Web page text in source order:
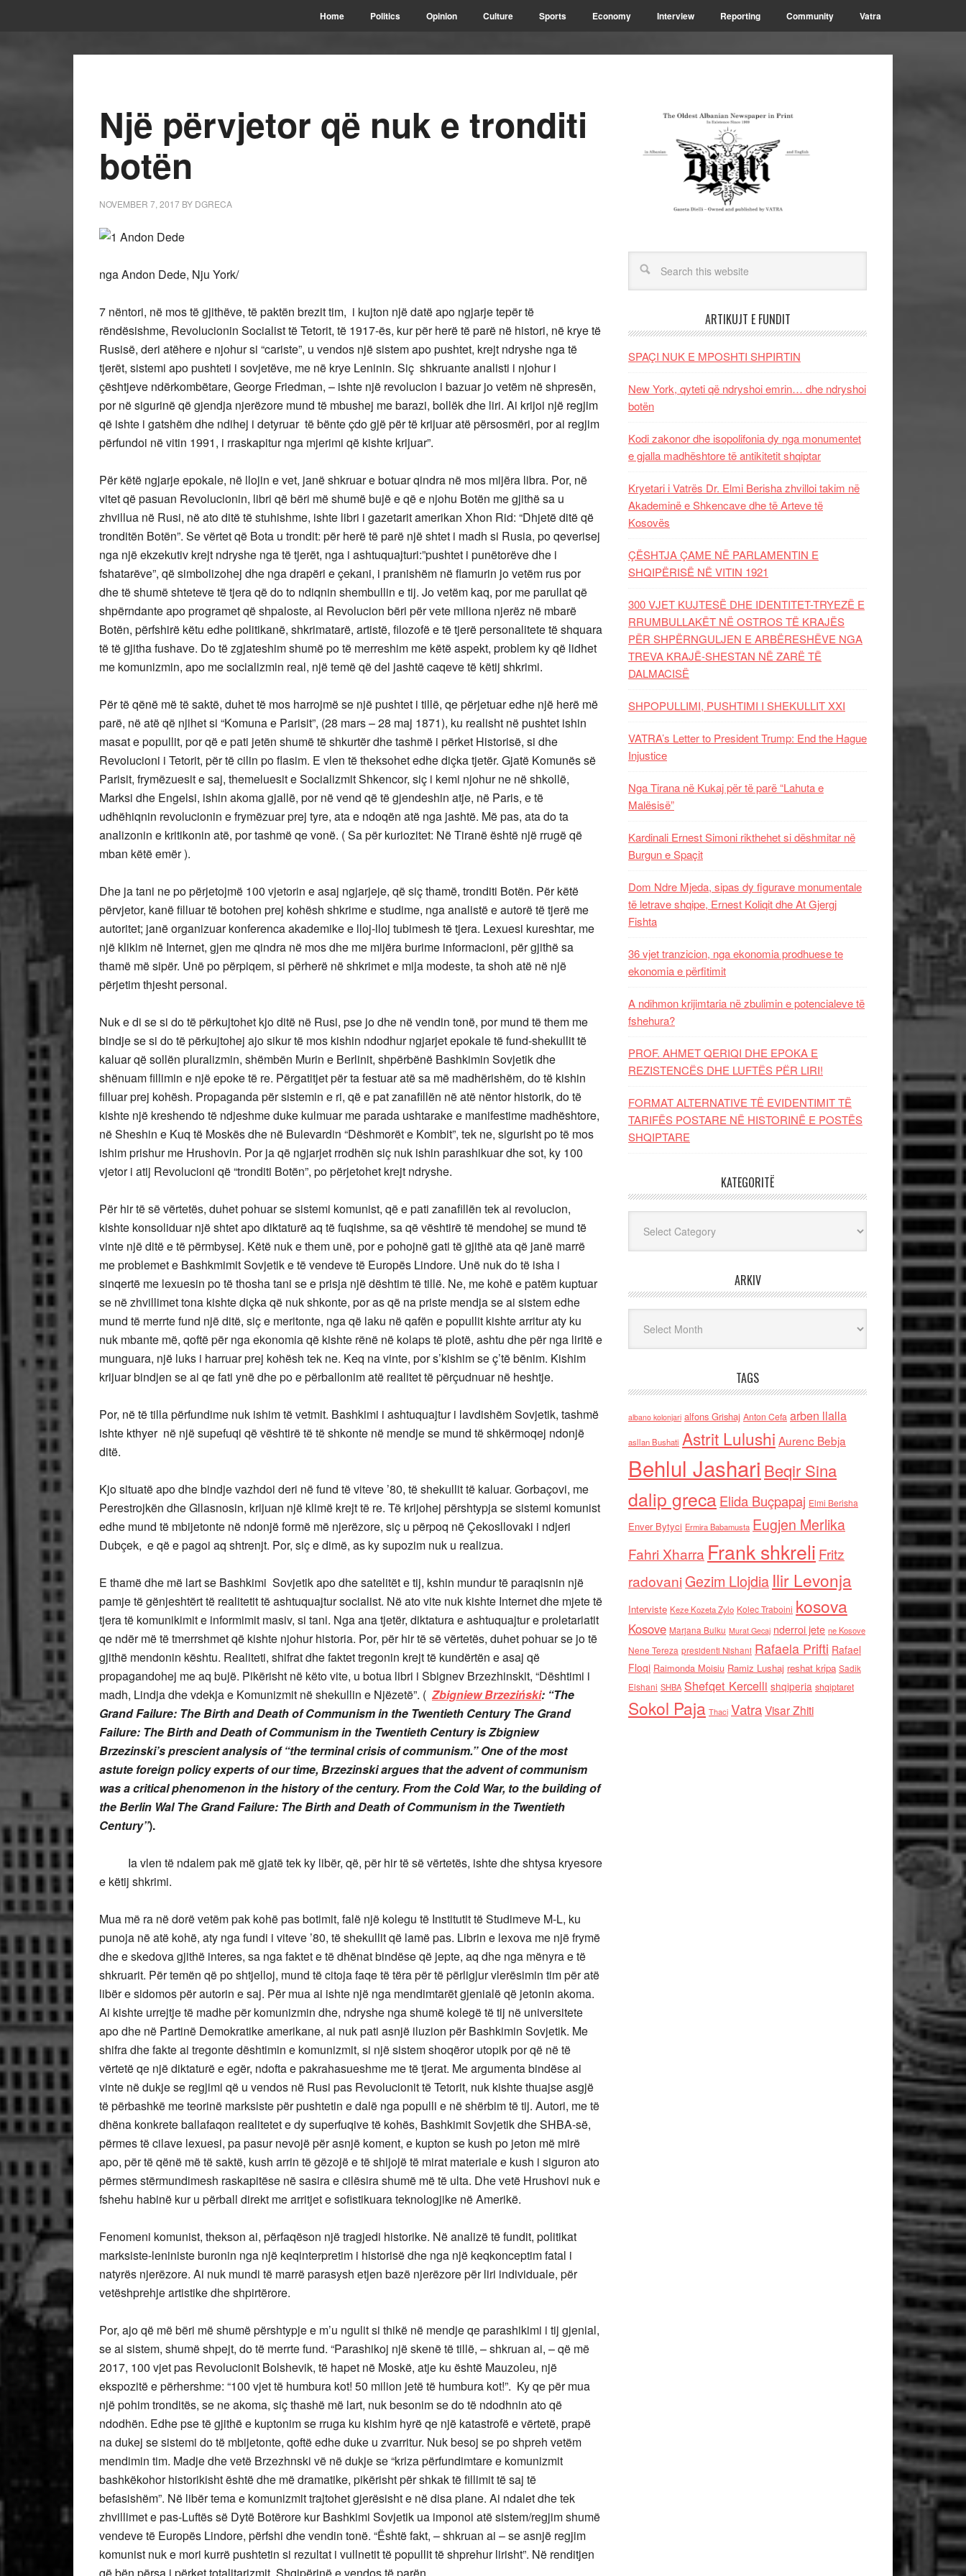
Home Politics Opinion Culture Sports Economy Interview Reporting Community Vatra
Një përvjetor që nuk e tronditi
botën
NOVEMBER 7, 2017 BY DGRECA
nga Andon Dede, Nju York/
7 nëntori, në mos të gjithëve, të paktën brezit tim, i kujton një datë apo ngjarje tepër të
rëndësishme, Revolucionin Socialist të Tetorit, të 1917-ës, kur për herë të parë në histori, në krye të
Rusisë, deri atëhere e njohur si “cariste”, u vendos një sistem apo pushtet, krejt ndryshe nga të
tjerët, sistemi apo pushteti i sovjetëve, me në krye Leninin. Siç shkruante analisti i njohur i
çështjeve ndërkombëtare, George Friedman, – ishte një revolucion i bazuar jo vetëm në shpresën,
por në sigurinë që gjendja njerëzore mund të mbushej me barazi, bollëk dhe liri. Ai krijoi një regjim
që ishte i gatshëm dhe ndihej i detyruar të bënte çdo gjë për të krijuar atë përsosmëri, por ai regjim
përfundoi në vitin 1991, i rraskapitur nga mjerimi që kishte krijuar”.
Për këtë ngjarje epokale, në llojin e vet, janë shkruar e botuar qindra në mos mijëra libra. Por, në
vitet që pasuan Revolucionin, libri që bëri më shumë bujë e që e njohu Botën me gjithë sa u
zhvillua në Rusi, në ato ditë të stuhishme, ishte libri i gazetarit amerikan Xhon Rid: “Dhjetë ditë që
tronditën Botën”. Se vërtet që Bota u trondit: për herë të parë një shtet i madh si Rusia, po qeverisej
nga një ekzekutiv krejt ndryshe nga të tjerët, nga i ashtuquajturi:”pushtet i punëtorëve dhe i
fshatarëve”, që simbolizohej dhe nga drapëri e çekani, i pranishëm në flamurin jo vetëm rus por
dhe të shumë shteteve të tjera që do to ndiqnin shembullin e tij. Jo vetëm kaq, por me parullat që
shpërndante apo programet që shpaloste, ai Revolucion bëri për vete miliona njerëz në mbarë
Botën, përfshirë këtu edhe politikanë, shkrimatarë, artistë, filozofë e të tjerë personalitete të shquara
të të gjitha fushave. Do të zgjateshim shumë po të merreshim me këtë aspekt, problem ky që lidhet
me komunizmin, apo me socializmin real, një temë që del jashtë caqeve të këtij shkrimi.
Për të qënë më të saktë, duhet të mos harrojmë se një pushtet i tillë, qe përjetuar edhe një herë më
parë, në atë që njihet si “Komuna e Parisit”, (28 mars – 28 maj 1871), ku realisht në pushtet ishin
masat e popullit, por që e pati jetën shumë të shkurtër dhe tashmë i përket Historisë, si dhe
Revolucioni i Tetorit, për të cilin po flasim. E vlen të theksohet edhe diçka tjetër. Gjatë Komunës së
Parisit, frymëzuesit e saj, themeluesit e Socializmit Shkencor, siç i kemi njohur ne në shkollë,
Marksi dhe Engelsi, ishin akoma gjallë, por në vend që të gjendeshin atje, në Paris, e të
udhëhiqnin revolucionin e frymëzuar prej tyre, ata e ndoqën atë nga jashtë. Më pas, ata do ta
analizonin e kritikonin atë, por tashmë qe vonë. ( Sa për kuriozitet: Në Tiranë është një rrugë që
mban këtë emër ).
Dhe ja tani ne po përjetojmë 100 vjetorin e asaj ngjarjeje, që siç thamë, tronditi Botën. Për këtë
përvjetor, kanë filluar të botohen prej kohësh shkrime e studime, nga analistë e autorë të tjerë me
autoritet; janë organizuar konferenca akademike e lloj-lloj tubimesh të tjera. Lexuesi kureshtar, me
një klikim në Internet, gjen me qindra në mos dhe me mijëra burime informacioni, për gjithë sa
thamë më sipër. Unë po përpiqem, si përherë në shkrimet e mija modeste, ta shoh atë në një
përjetim thjesht personal.
Nuk e di se si do të përkujtohet kjo ditë në Rusi, pse jo dhe në vendin tonë, por mund të them me
bindje se si do të përkujtohej ajo sikur të mos kishin ndodhur ngjarjet epokale të fund-shekullit të
kaluar që sollën pluralizmin, shëmbën Murin e Berlinit, shpërbënë Bashkimin Sovjetik dhe
shënuam fillimin e një epoke të re. Përgatitjet për ta festuar atë sa më madhërishëm, do të kishin
filluar prej kohësh. Propaganda për sistemin e ri, që e pat zanafillën në atë nëntor historik, do të
kishte një kreshendo të ndjeshme duke kulmuar me parada ushtarake e manifestime madhështore,
në Sheshin e Kuq të Moskës dhe në Bulevardin “Dëshmorët e Kombit”, tek ne, sigurisht po të mos
ishim prishur me Hrushovin. Por ja që ngjarjet rrodhën siç nuk ishin parashikuar dhe sot, ky 100
vjetor i atij Revolucioni që “tronditi Botën”, po përjetohet krejt ndryshe.
Për hir të së vërtetës, duhet pohuar se sistemi komunist, që e pati zanafillën tek ai revolucion,
kishte konsoliduar një shtet apo diktaturë aq të fuqishme, sa që vështirë të mendohej se mund të
vinte një ditë e të përmbysej. Këtë nuk e them unë, por e pohojnë gati të gjithë ata që janë marrë
me problemet e Bashkmimit Sovjetik e të vendeve të Europës Lindore. Unë nuk do të isha i
sinqertë me lexuesin po të thosha tani se e prisja një dështim të tillë. Ne, me kohë e patëm kuptuar
se në zhvillimet tona kishte diçka që nuk shkonte, por as që na priste mendja se ai sistem edhe
mund të merrte fund një ditë, siç e meritonte, nga që laku në qafën e popullit kishte arritur aty ku
nuk mbante më, qoftë për nga ekonomia që kishte rënë në kolaps të plotë, ashtu dhe për nga liritë e
munguara, një luks i harruar prej kohësh tek ne. Keq na vinte, por s’kishim se ç’të bënim. Kishim
krijuar bindjen se ai qe fati ynë dhe po e përballonim atë realitet të përçudnuar në heshtje.
Por, në të tilla përfundime nuk ishim të vetmit. Bashkimi i ashtuquajtur i lavdishëm Sovjetik, tashmë
ishte kthyer në një supefuqi që vështirë të të shkonte në mendje se mund të shkërmoqej ndonjë
ditë.
Kjo situatë apo dhe bindje vazhdoi deri në fund të viteve ’80, të shekullit të kaluar. Gorbaçovi, me
Perestrojkën dhe Gllasnosin, krijuan një klimë krejt të re. Të krijohej përshtypja se sistemi komunist
edhe mund të mbijetonte në ndonjë formë më njerëzore, siç u përpoq në Çekosllovaki i ndjeri
Dubçek, e që e pagoi aq shtrenjt. Por, siç e dimë, as ky supozim nuk u realizua.
E thamë dhe më lart se Bashkimi Sovjetik apo dhe satelitët e tij, kshin mundur të paraqisnin një
pamje të gënjeshtërt të realitetit të ashtuquajtur socialist. Në ato vite nuk kishte Internet dhe mjete të
tjera të komunikimit e informimit masiv, si tani. Nga ana tjetër, diktatura e ashtuquajtur e proletariatit
qe ndër më të tmerrshmet që kishte njohur historia. Por, për hir të së vërtetës, duhet pohuar se jo të
gjithë mendonin kështu. Realiteti, shifrat dhe faktet tregonin krejt të kundërtën e asaj që
propagandohej me aq bujë. Pikërisht në këto vite, u botua libri i Sbignev Brzezhinskit, “Dështimi i
madh, Lindja dhe vdekja e Komunizmit në shekullin e Njëzetë”. ( Zbigniew Brzeziński: “The
Grand Failure: The Birth and Death of Communism in the Twentieth Century The Grand
Failure: The Birth and Death of Communism in the Twentieth Century is Zbigniew
Brzezinski’s prescient analysis of “the terminal crisis of communism.” One of the most
astute foreign policy experts of our time, Brzezinski argues that the advent of communism
was a critical phenomenon in the history of the century. From the Cold War, to the building of
the Berlin Wal The Grand Failure: The Birth and Death of Communism in the Twentieth
Century”).
Ia vlen të ndalem pak më gjatë tek ky libër, që, për hir të së vërtetës, ishte dhe shtysa kryesore
e këtij shkrimi.
Mua më ra në dorë vetëm pak kohë pas botimit, falë një kolegu të Institutit të Studimeve M-L, ku
punoja në atë kohë, aty nga fundi i viteve ’80, të shekullit që lamë pas. Librin e lexova me një frymë
dhe e skedova gjithë interes, sa nga faktet e të dhënat bindëse që jepte, aq dhe nga mënyra e të
shkruarit. Për temën që po shtjelloj, mund të citoja faqe të tëra për të përligjur vlerësimin tim për atë
libër e sidomos për autorin e saj. Për mua ai ishte një nga mendimtarët gjenialë që jetonin akoma.
Ai kishte urrejtje të madhe për komunizmin dhe, ndryshe nga shumë kolegë të tij në universitete
apo dhe në Partinë Demokratike amerikane, ai nuk pati asnjë iluzion për Bashkimin Sovjetik. Me
shifra dhe fakte ai tregonte dështimin e komunizmit, si një sistem shoqëror utopik por që në të
vërtetë qe një diktaturë e egër, ndofta e pakrahasueshme me të tjerat. Me argumenta bindëse ai
vinte në dukje se regjimi që u vendos në Rusi pas Revolucionit të Tetorit, nuk kishte thuajse asgjë
të përbashkë me teorinë marksiste për pushtetin e dalë nga populli e në shërbim të tij. Autori, me të
dhëna konkrete ballafaqon realitetet e dy superfuqive të kohës, Bashkimit Sovjetik dhe SHBA-së,
përmes të cilave lexuesi, pa pasur nevojë për asnjë koment, e kupton se kush po jeton më mirë
apo, për të qënë më të saktë, kush arrin të gëzojë e të shijojë të mirat materiale e kush i siguron ato
përmes stërmundimesh raskapitëse në sasira e cilësira shumë më të ulta. Dhe vetë Hrushovi nuk e
fshehu habinë kur u përball direkt me arritjet e sofistikuara teknologjike në Amerikë.
Fenomeni komunist, thekson ai, përfaqëson një tragjedi historike. Në analizë të fundit, politikat
marksiste-leniniste buronin nga një keqinterpretim i historisë dhe nga një keqkonceptim fatal i
natyrës njerëzore. Ai nuk mundi të marrë parasysh etjen bazë njerëzore për liri individuale, për
vetëshprehje artistike dhe shpirtërore.
Por, ajo që më bëri më shumë përshtypje e m’u ngulit si thikë në mendje qe parashikimi i tij gjenial,
se ai sistem, shumë shpejt, do të merrte fund. “Parashikoj një skenë të tillë, – shkruan ai, – që më
2017, 100 vjet pas Revolucionit Bolshevik, të hapet në Moskë, atje ku është Mauzoleu, një
ekspozitë e përhershme: “100 vjet të humbura kot! 50 milion jetë të humbura kot!”. Ky qe për mua
një pohim tronditës, se ne akoma, siç thashë më lart, nuk besonim se do të ndodhnin ato që
ndodhën. Edhe pse të gjithë e kuptonim se rruga ku kishim hyrë qe një katastrofë e vërtetë, prapë
na dukej se sistemi do të mbijetonte, qoftë edhe duke u zvarritur. Nuk besoj se po shpreh vetëm
mendimin tim. Madje dhe vetë Brzezhnski vë në dukje se “kriza përfundimtare e komunizmit
bashkëkohor historikisht është dhe më dramatike, pikërisht për shkak të fillimit të saj të
befasishëm”. Në libër tema e komunizmit trajtohet gjerësisht e në disa plane. Ai ndalet dhe tek
zhvillimet e pas-Luftës së Dytë Botërore kur Bashkimi Sovjetik ua imponoi atë sistem/regjim shumë
vendeve të Europës Lindore, përfshi dhe vendin tonë. “Është fakt, – shkruan ai – se asnjë regjim
komunist nuk e mori kurrë pushtetin si rezultat i vullnetit të popullit të shprehur lirisht”. Në renditjen
ARTIKUJT E FUNDIT
SPAÇI NUK E MPOSHTI SHPIRTIN
New York, qyteti që ndryshoi emrin… dhe ndryshoi
botën
Kodi zakonor dhe isopolifonia dy nga monumentet
e gjalla madhështore të antikitetit shqiptar
Kryetari i Vatrës Dr. Elmi Berisha zhvilloi takim në
Akademinë e Shkencave dhe të Arteve të
Kosovës
ÇËSHTJA ÇAME NË PARLAMENTIN E
SHQIPËRISË NË VITIN 1921
300 VJET KUJTESË DHE IDENTITET-TRYEZË E
RRUMBULLAKËT NË OSTROS TË KRAJËS
PËR SHPËRNGULJEN E ARBËRESHËVE NGA
TREVA KRAJË-SHESTAN NË ZARË TË
DALMACISË
SHPOPULLIMI, PUSHTIMI I SHEKULLIT XXI
VATRA’s Letter to President Trump: End the Hague
Injustice
Nga Tirana në Kukaj për të parë “Lahuta e
Malësisë”
Kardinali Ernest Simoni rikthehet si dëshmitar në
Burgun e Spaçit
Dom Ndre Mjeda, sipas dy figurave monumentale
të letrave shqipe, Ernest Koliqit dhe At Gjergj
Fishta
36 vjet tranzicion, nga ekonomia prodhuese te
ekonomia e përfitimit
A ndihmon krijimtaria në zbulimin e potencialeve të
fshehura?
PROF. AHMET QERIQI DHE EPOKA E
REZISTENCЁS DHE LUFTЁS PЁR LIRI!
FORMAT ALTERNATIVE TË EVIDENTIMIT TË
TARIFËS POSTARE NË HISTORINË E POSTËS
SHQIPTARE
KATEGORITË
ARKIV
TAGS
albano kolonjari alfons Grishaj Anton Cefa arben llalla
asllan Bushati Astrit Lulushi Aurenc Bebja
Behlul Jashari Beqir Sina
dalip grecaElida Buçpapaj Elmi Berisha
Enver Bytyci Ermira Babamusta Eugjen Merlika
Fahri Xharra Frank shkreli Fritz
radovaniGezim Llojdia Ilir Levonja
Interviste Keze Kozeta Zylo Kolec Traboini kosova
Kosove Marjana Bulku Murat Gecaj nderroi jete ne Kosove
Nene Tereza presidenti Nishani Rafaela Prifti Rafael
Floqi Raimonda Moisiu Ramiz Lushaj reshat kripa Sadik
Elshani SHBA Shefqet Kercelli shqiperia shqiptaret
Sokol Paja Thaci VatraVisar Zhiti